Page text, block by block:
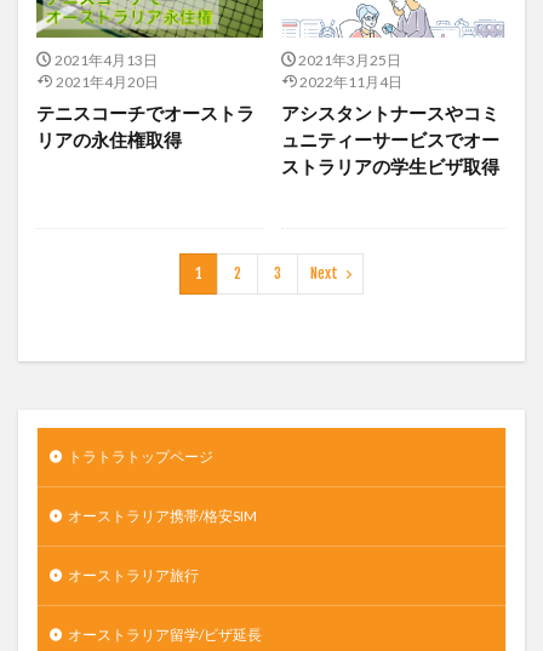
2021年4月13日
2021年4月20日
テニスコーチでオーストラ
リアの永住権取得
2021年3月25日
2022年11月4日
アシスタントナースやコミ
ュニティーサービスでオー
ストラリアの学生ビザ取得
1 2 3 Next
トラトラトップページ
オーストラリア携帯/格安SIM
オーストラリア旅行
オーストラリア留学/ビザ延長